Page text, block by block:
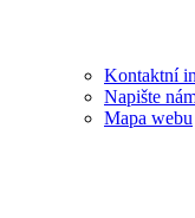
Kontaktní
Napište
Mapa webu